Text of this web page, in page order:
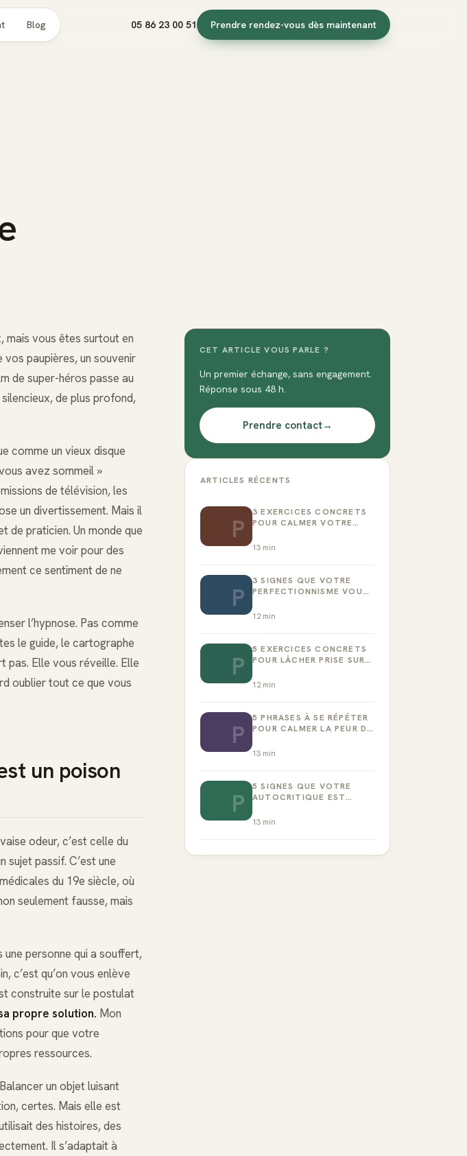
Blog 05 86 23 00 51 Prendre rendez-vous dès maintenant
mais vous êtes surtout en
paupières, un souvenir
de super-héros passe au
de plus profond,
comme un vieux disque
avez sommeil »
de télévision, les
un divertissement. Mais il
de praticien. Un monde que
me voir pour des
ce sentiment de ne
l’hypnose. Pas comme
le guide, le cartographe
pas. Elle vous réveille. Elle
oublier tout ce que vous
un poison
odeur, c’est celle du
sujet passif. C’est une
du 19e siècle, où
seulement fausse, mais
une personne qui a souffert,
c’est qu’on vous enlève
construite sur le postulat
propre solution. Mon
pour que votre
ressources.
un objet luisant
certes. Mais elle est
des histoires, des
Il s’adaptait à
CET ARTICLE VOUS PARLE ?
Un premier échange, sans engagement.
Réponse sous 48 h.
Prendre contact→
ARTICLES RÉCENTS
P
3 EXERCICES CONCRETS
POUR CALMER VOTRE
13 min
P
3 SIGNES QUE VOTRE
PERFECTIONNISME VOUS
12min
P
5 EXERCICES CONCRETS
POUR LÂCHER PRISE SUR
12min
P
5 PHRASES À SE RÉPÉTER
POUR CALMER LA PEUR DE
13 min
P
5 SIGNES QUE VOTRE
AUTOCRITIQUE EST
13 min